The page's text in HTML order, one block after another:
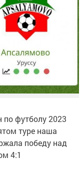
по футболу 2023
туре наша
победу над
4:1